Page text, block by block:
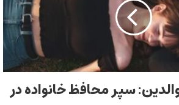
سپر محافظ خانواده در